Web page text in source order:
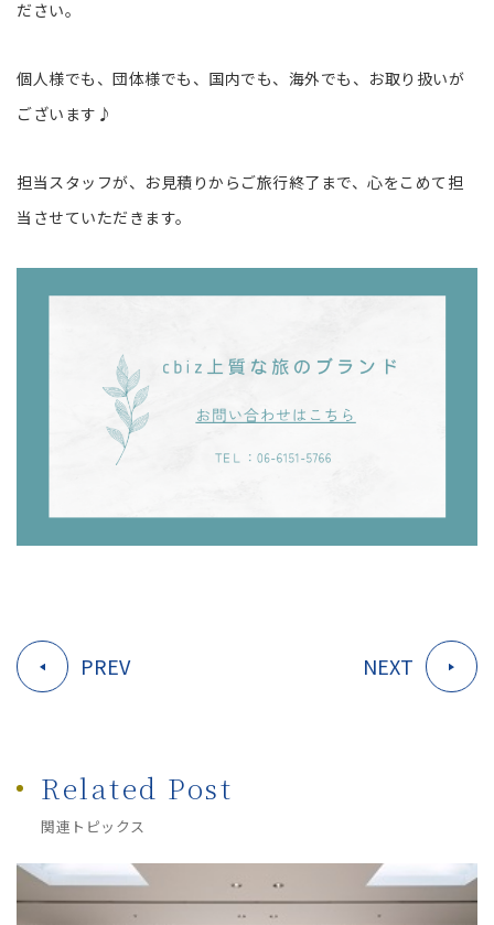
ださい。
個人様でも、団体様でも、国内でも、海外でも、お取り扱いが
ございます♪
担当スタッフが、お見積りからご旅行終了まで、心をこめて担
当させていただきます。
PREV NEXT
Related Post
関連トピックス